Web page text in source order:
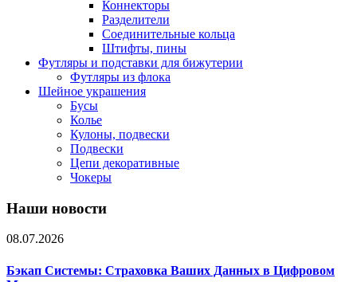
Коннекторы
Разделители
Соединительные кольца
Штифты, пины
Футляры и подставки для бижутерии
Футляры из флока
Шейное украшения
Бусы
Колье
Кулоны, подвески
Подвески
Цепи декоративные
Чокеры
Наши новости
08.07.2026
Бэкап Системы: Страховка Ваших Данных в Цифровом